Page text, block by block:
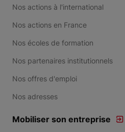
Nos actions à l'international
Nos actions en France
Nos écoles de formation
Nos partenaires institutionnels
Nos offres d'emploi
Nos adresses
Mobiliser son entreprise